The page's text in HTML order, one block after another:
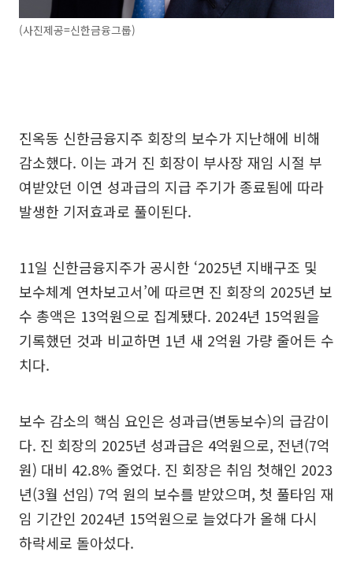
(사진제공=신한금융그룹)
진옥동 신한금융지주 회장의 보수가 지난해에 비해
감소했다. 이는 과거 진 회장이 부사장 재임 시절 부
여받았던 이연 성과급의 지급 주기가 종료됨에 따라
발생한 기저효과로 풀이된다.
11일 신한금융지주가 공시한 ‘2025년 지배구조 및
보수체계 연차보고서’에 따르면 진 회장의 2025년 보
수 총액은 13억원으로 집계됐다. 2024년 15억원을
기록했던 것과 비교하면 1년 새 2억원 가량 줄어든 수
치다.
보수 감소의 핵심 요인은 성과급(변동보수)의 급감이
다. 진 회장의 2025년 성과급은 4억원으로, 전년(7억
원) 대비 42.8% 줄었다. 진 회장은 취임 첫해인 2023
년(3월 선임) 7억 원의 보수를 받았으며, 첫 풀타임 재
임 기간인 2024년 15억원으로 늘었다가 올해 다시
하락세로 돌아섰다.